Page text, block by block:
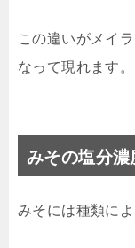
この違いがメイ
なって現れます。
みその塩分濃
みそには種類に